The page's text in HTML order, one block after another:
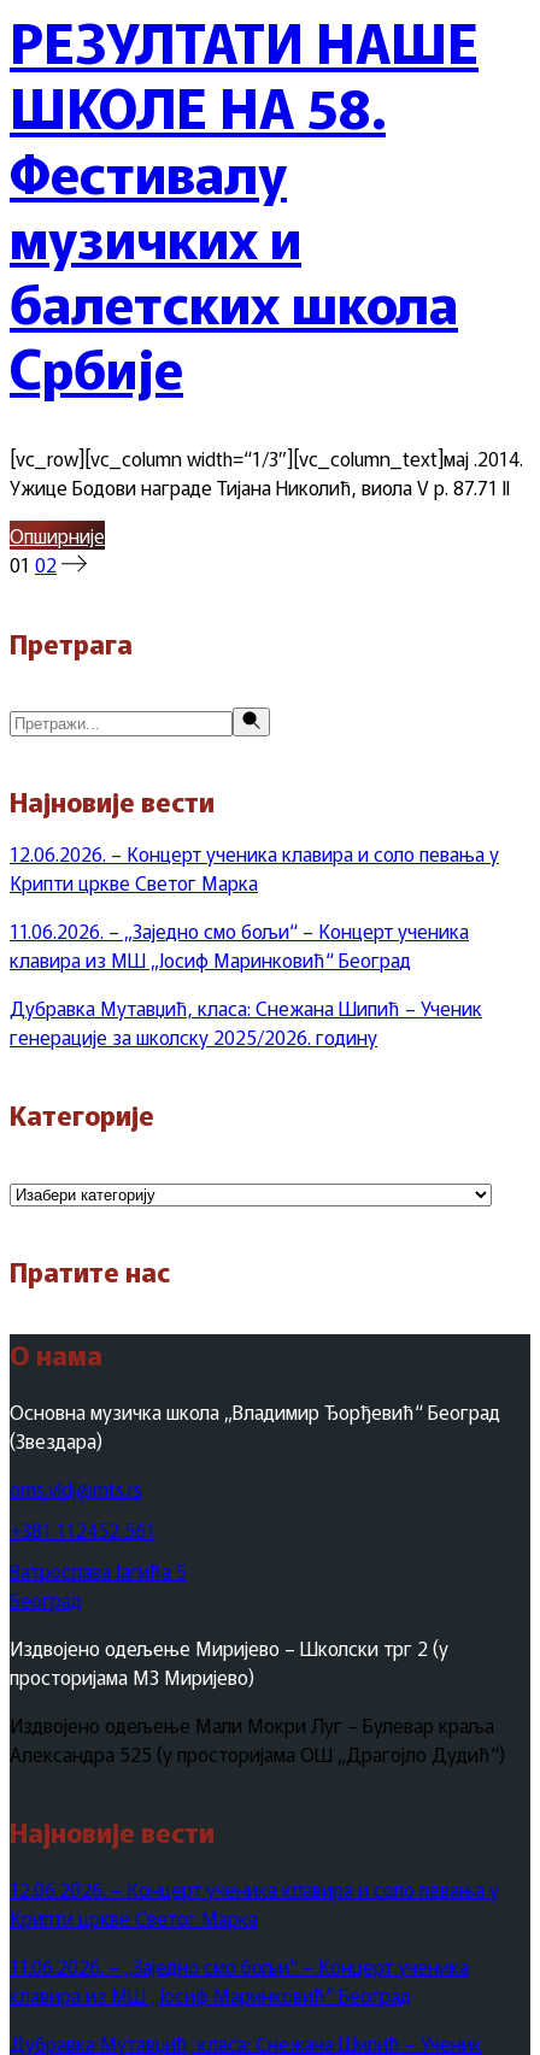
РЕЗУЛТАТИ НАШЕ
ШКОЛЕ НА 58.
Фестивалу
музичких и
балетских школа
Србије
[vc_row][vc_column width=“1/3″][vc_column_text]мај .2014.
Ужице Бодови награде Тијана Николић, виола V р. 87.71 II
Опширније
Пагинација
чланака
01 02
Претрага
Претражи
Најновије вести
12.06.2026. – Концерт ученика клавира и соло певања у
Крипти цркве Светог Марка
11.06.2026. – „Заједно смо бољи“ – Концерт ученика
клавира из МШ „Јосиф Маринковић“ Београд
Дубравка Мутавџић, класа: Снежана Шипић – Ученик
генерације за школску 2025/2026. годину
Категорије
Категорије
Пратите нас
О нама
Основна музичка школа „Владимир Ђорђевић“ Београд
(Звездара)
oms.vldj@mts.rs
+381 112452 561
Ватрослава Јагића 5
Београд
Издвојено одељење Миријево – Школски трг 2 (у
просторијама МЗ Миријево)
Издвојено одељење Мали Мокри Луг – Булевар краља
Александра 525 (у просторијама ОШ „Драгојло Дудић“)
Најновије вести
12.06.2026. – Концерт ученика клавира и соло певања у
Крипти цркве Светог Марка
11.06.2026. – „Заједно смо бољи“ – Концерт ученика
клавира из МШ „Јосиф Маринковић“ Београд
Дубравка Мутавџић, класа: Снежана Шипић – Ученик